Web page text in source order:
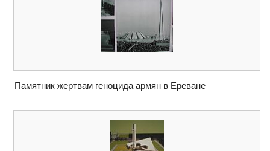
Памятник жертвам геноцида армян в Ереване